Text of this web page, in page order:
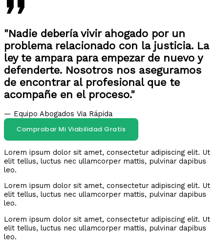
"Nadie debería vivir ahogado por un
problema relacionado con la justicia. La
ley te ampara para empezar de nuevo y
defenderte. Nosotros nos aseguramos
de encontrar al profesional que te
acompañe en el proceso."
— Equipo Abogados Via Rápida
Comprobar Mi Viabilidad Gratis
Lorem ipsum dolor sit amet, consectetur adipiscing elit. Ut
elit tellus, luctus nec ullamcorper mattis, pulvinar dapibus
leo.
Lorem ipsum dolor sit amet, consectetur adipiscing elit. Ut
elit tellus, luctus nec ullamcorper mattis, pulvinar dapibus
leo.
Lorem ipsum dolor sit amet, consectetur adipiscing elit. Ut
elit tellus, luctus nec ullamcorper mattis, pulvinar dapibus
leo.